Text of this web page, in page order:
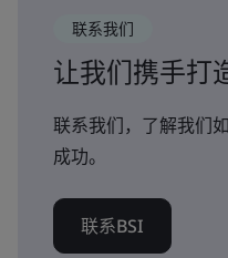
联系我们
让我们携手打
联系我们，了解我们
成功。
联系BSI